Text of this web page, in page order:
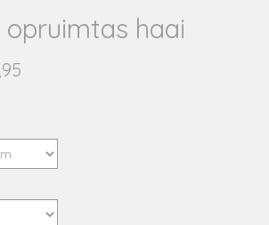
haai